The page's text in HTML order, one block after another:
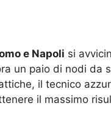
e Napoli si
un paio di nodi da
il tecnico
il massimo